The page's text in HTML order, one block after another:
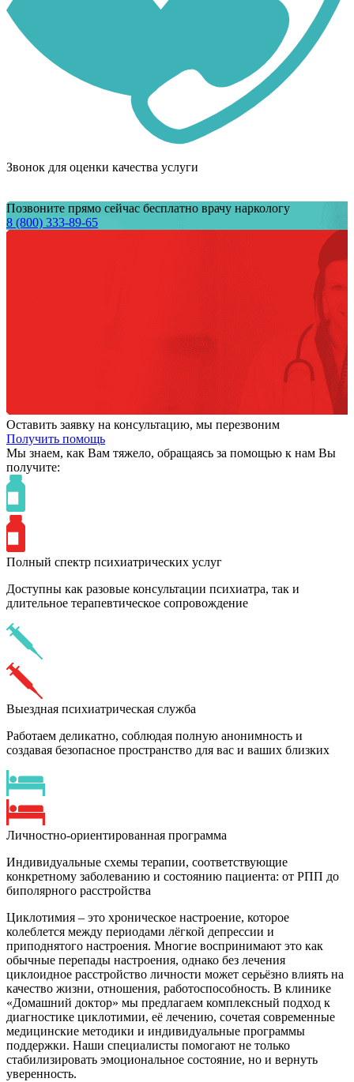
Звонок для оценки качества услуги
Позвоните прямо сейчас бесплатно врачу наркологу
8 (800) 333-89-65
Оставить заявку на консультацию, мы перезвоним
Получить помощь
Мы знаем, как Вам тяжело, обращаясь за помощью к нам Вы
получите:
Полный спектр психиатрических услуг
Доступны как разовые консультации психиатра, так и
длительное терапевтическое сопровождение
Выездная психиатрическая служба
Работаем деликатно, соблюдая полную анонимность и
создавая безопасное пространство для вас и ваших близких
Личностно-ориентированная программа
Индивидуальные схемы терапии, соответствующие
конкретному заболеванию и состоянию пациента: от РПП до
биполярного расстройства
Циклотимия – это хроническое настроение, которое
колеблется между периодами лёгкой депрессии и
приподнятого настроения. Многие воспринимают это как
обычные перепады настроения, однако без лечения
циклоидное расстройство личности может серьёзно влиять на
качество жизни, отношения, работоспособность. В клинике
«Домашний доктор» мы предлагаем комплексный подход к
диагностике циклотимии, её лечению, сочетая современные
медицинские методики и индивидуальные программы
поддержки. Наши специалисты помогают не только
стабилизировать эмоциональное состояние, но и вернуть
уверенность.